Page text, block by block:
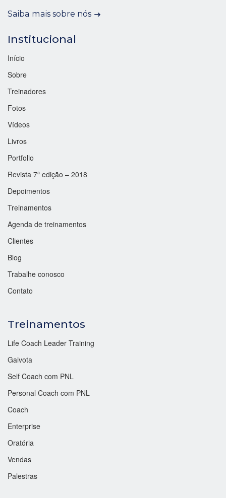
Saiba mais sobre nós
Institucional
Início
Sobre
Treinadores
Fotos
Vídeos
Livros
Portfolio
Revista 7ª edição – 2018
Depoimentos
Treinamentos
Agenda de treinamentos
Clientes
Blog
Trabalhe conosco
Contato
Treinamentos
Life Coach Leader Training
Gaivota
Self Coach com PNL
Personal Coach com PNL
Coach
Enterprise
Oratória
Vendas
Palestras